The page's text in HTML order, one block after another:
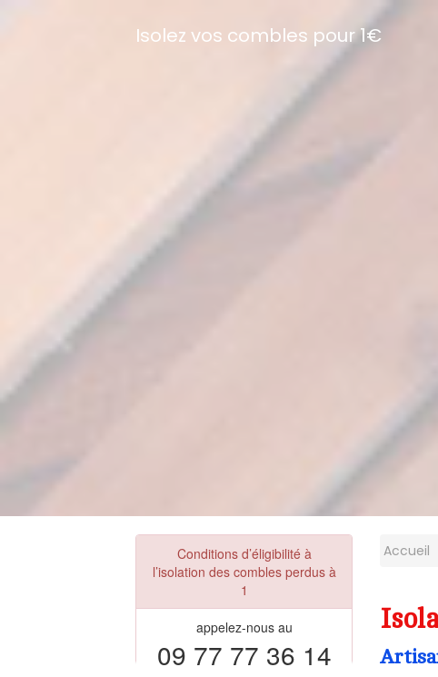
Isolez vos combles pour 1€
Conditions d’éligibilité à
l’isolation des combles perdus à
1
appelez-nous au
09 77 77 36 14
Accueil